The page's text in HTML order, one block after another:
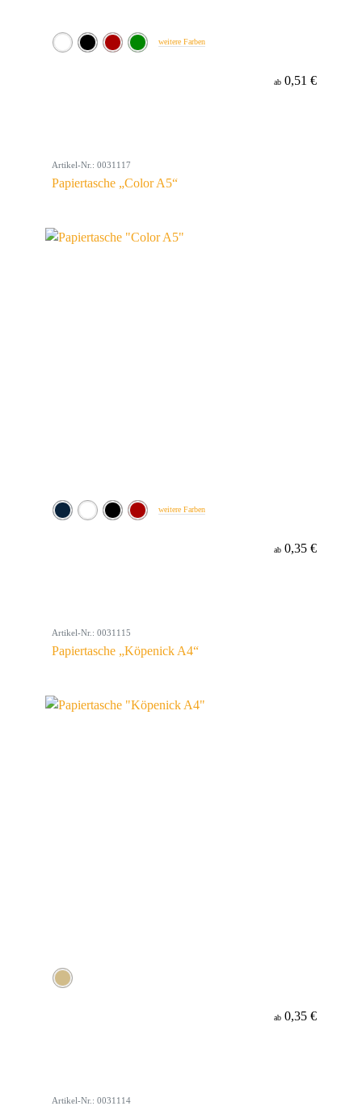
weitere Farben
ab 0,51 €
Artikel-Nr.: 0031117
Papiertasche „Color A5“
weitere Farben
ab 0,35 €
Artikel-Nr.: 0031115
Papiertasche „Köpenick A4“
ab 0,35 €
Artikel-Nr.: 0031114